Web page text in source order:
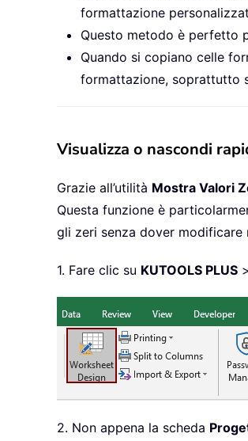
formattazione
Questo metodo è perfetto
Quando si copiano celle
formattazione, soprattutto
Visualizza o nascondi
Grazie all’utilità Mostra Valori
Questa funzione è
gli zeri senza dover
1. Fare clic su KUTOOLS PLUS >
2. Non appena la scheda